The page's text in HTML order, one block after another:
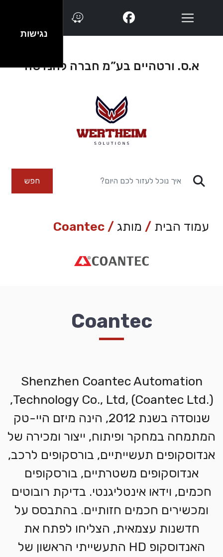
א.ס. ורטהיים בע”מ חברה להנדסה
חפש
עמוד הבית / מותג / Coantec
Coantec
Shenzhen Coantec Automation
Technology Co., Ltd, (Coantec Ltd.),
שנוסדה בשנת 2012, הינה מיזם היי-טק
המתמחה במחקר ופיתוח, ייצור ומכירה של
אנדוסקופים תעשייתיים, בורסקופים לרכב,
אנדוסקופים משטרתיים, בורסקופים
חכמים, וידאו אינטליגנטי. בדיקת רובוטים
ומכשירים חכמים חזותיים. בהתבסס על
חדשנות עצמאית, הצליחו לפתח את
האנדוסקופ HD התעשייתי הראשון של
נגישות